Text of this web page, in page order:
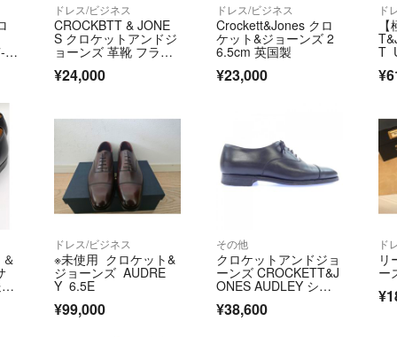
1
ドレス/ビジネス
CROCKBTT & JONE
S クロケットアンドジ
ョーンズ 革靴 フラッ
¥24,000
ドレス/ビジネス
Crockett&Jones クロ
ケット&ジョーンズ 2
6.5cm 英国製
¥23,000
ド
T
ドレス/ビジネス
※未使用 クロケット&
ジョーンズ AUDRE
Y 6.5E
¥99,000
その他
クロケットアンドジョ
ーンズ CROCKETT&J
ONES AUDLEY シュ
¥38,600
ド
リ
ー